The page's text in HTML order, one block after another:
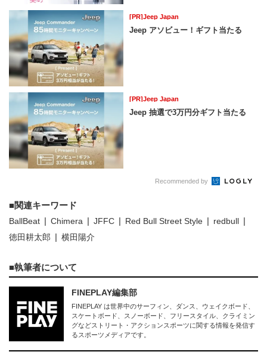
[PR]Jeep Japan
Jeep アソビュー！ギフト当たる
[PR]Jeep Japan
Jeep 抽選で3万円分ギフト当たる
Recommended by
関連キーワード
BallBeat Chimera JFFC Red Bull Street Style
redbull
徳田耕太郎
横田陽介
執筆者について
FINEPLAY編集部
FINEPLAY は世界中のサーフィン、ダンス、ウェイクボード、
スケートボード、スノーボード、フリースタイル、クライミン
グなどストリート・アクションスポーツに関する情報を発信す
るスポーツメディアです。